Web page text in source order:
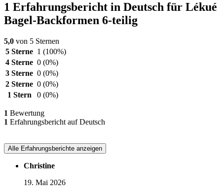
1 Erfahrungsbericht in Deutsch für Lékué
Bagel-Backformen 6-teilig
5,0 von 5 Sternen
5 Sterne 1 (100%)
4 Sterne 0 (0%)
3 Sterne 0 (0%)
2 Sterne 0 (0%)
1 Stern
0 (0%)
1 Bewertung
1 Erfahrungsbericht auf Deutsch
Alle Erfahrungsberichte anzeigen
Christine
19. Mai 2026